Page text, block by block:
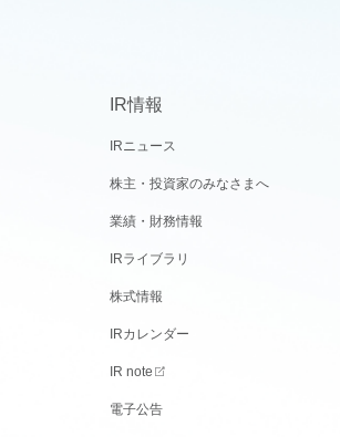
IR情報
IRニュース
株主・投資家のみなさまへ
業績・財務情報
IRライブラリ
株式情報
IRカレンダー
IR note
電子公告